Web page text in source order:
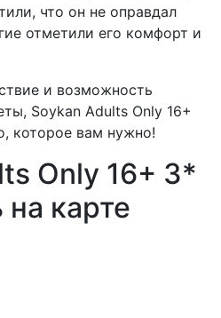
что он не оправдал
отметили его комфорт и
и возможность
Soykan Adults Only 16+
которое вам нужно!
Only 16+ 3*
карте